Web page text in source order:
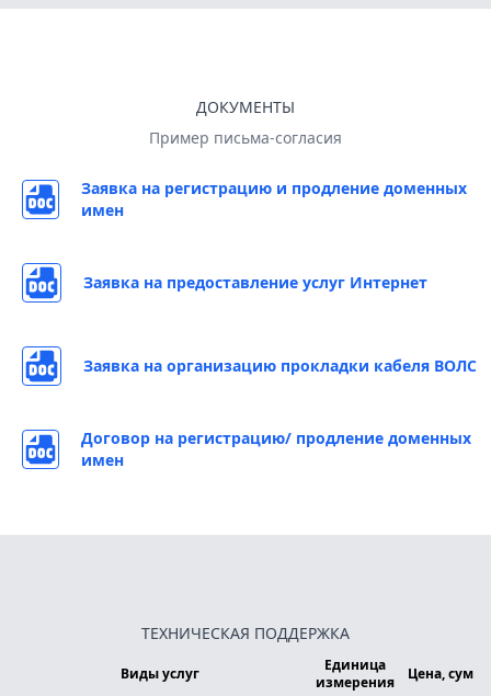
ДОКУМЕНТЫ
Пример письма-согласия
Заявка на регистрацию и продление доменных
имен
Заявка на предоставление услуг Интернет
Заявка на организацию прокладки кабеля ВОЛС
Договор на регистрацию/ продление доменных
имен
ТЕХНИЧЕСКАЯ ПОДДЕРЖКА
Виды услуг
Единица
измерения
Цена, сум